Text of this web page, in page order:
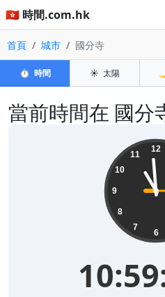
🇭🇰 時間.com.hk
首頁 城市 國分寺
⏱️ 時間 ☀️ 太陽
當前時間在 國分
12
6
7
8
9
10
11